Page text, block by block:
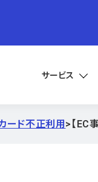
サービス
ード不正利用> 【